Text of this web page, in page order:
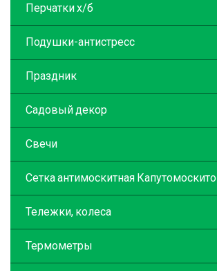
Перчатки х/б
Подушки-антистресс
Праздник
Садовый декор
Свечи
Сетка антимоскитная Капутомоскито
Тележки, колеса
Термометры